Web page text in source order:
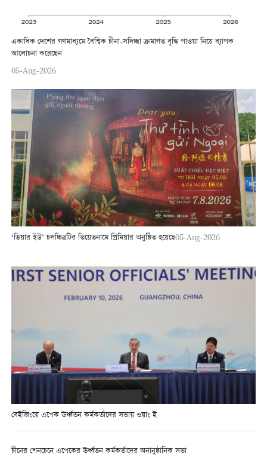
একাধিক দেশের গণমাধ্যমে বৈশ্বিক চীনা-সদিচ্ছা ক্রমাগত বৃদ্ধি পাওয়া নিয়ে ব্যাপক
আলোচনা করেছেন
05-Aug-2026
‘ডিয়ার ইউ’ চলচ্চিত্রটির ভিয়েতনামে প্রিমিয়ার অনুষ্ঠিত হয়েছে05-Aug-2026
বেইজিংয়ে এপেক ঊর্ধ্বতন কর্মকর্তাদের সভায় ওয়াং ই
চীনের শেনচেনে এপেকের ঊর্ধ্বতন কর্মকর্তাদের অনানুষ্ঠানিক সভা